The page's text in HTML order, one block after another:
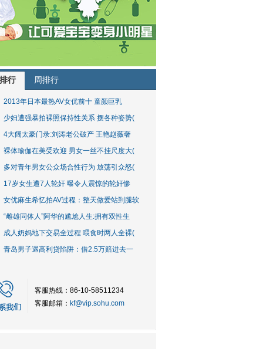
行 周排行
2013年日本最热AV女优前十 童颜巨乳
少妇遭强暴拍裸照保持性关系 摆各种姿势(
4大阔太豪门录:刘涛老公破产 王艳赵薇奢
裸体瑜伽在美受欢迎 男女一丝不挂尺度大(
多对青年男女公众场合性行为 放荡引众怒(
17岁女生遭7人轮奸 曝令人震惊的轮奸惨
女优麻生希忆拍AV过程：整天做爱站到腿软
“雌雄同体人”阿华的尴尬人生:拥有双性生
成人奶妈地下交易全过程 喂食时两人全裸(
青岛男子遇高利贷陷阱：借2.5万赔进去一
客服热线：86-10-58511234
客服邮箱： kf@vip.sohu.com